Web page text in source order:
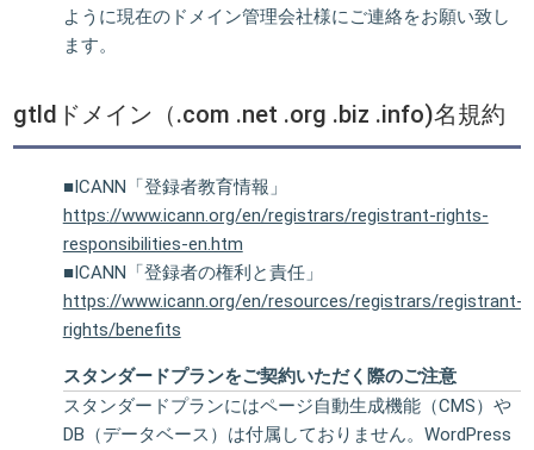
ように現在のドメイン管理会社様にご連絡をお願い致し
ます。
gtldドメイン（.com .net .org .biz .info)名規約
■ICANN「登録者教育情報」
https://www.icann.org/en/registrars/registrant-rights-
responsibilities-en.htm
■ICANN「登録者の権利と責任」
https://www.icann.org/en/resources/registrars/registrant-
rights/benefits
スタンダードプランをご契約いただく際のご注意
スタンダードプランにはページ自動生成機能（CMS）や
DB（データベース）は付属しておりません。WordPress